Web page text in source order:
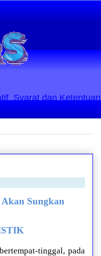
Syarat dan Ketentuan
Sungkan
tinggal, pada